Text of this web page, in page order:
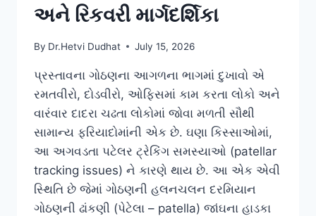
અને રિકવરી માર્ગદર્શિકા
By Dr.Hetvi Dudhat July 15, 2026
પ્રસ્તાવના ગોઠણના આગળના ભાગમાં દુખાવો એ
રમતવીરો, દોડવીરો, ઓફિસમાં કામ કરતા લોકો અને
વારંવાર દાદરા ચઢતા લોકોમાં જોવા મળતી સૌથી
સામાન્ય ફરિયાદોમાંની એક છે. ઘણા કિસ્સાઓમાં,
આ અગવડતા પટેલર ટ્રેકિંગ સમસ્યાઓ (patellar
tracking issues) ને કારણે થાય છે. આ એક એવી
સ્થિતિ છે જેમાં ગોઠણની હલનચલન દરમિયાન
ગોઠણની ઢાંકણી (પેટેલા – patella) જાંઘના હાડકા